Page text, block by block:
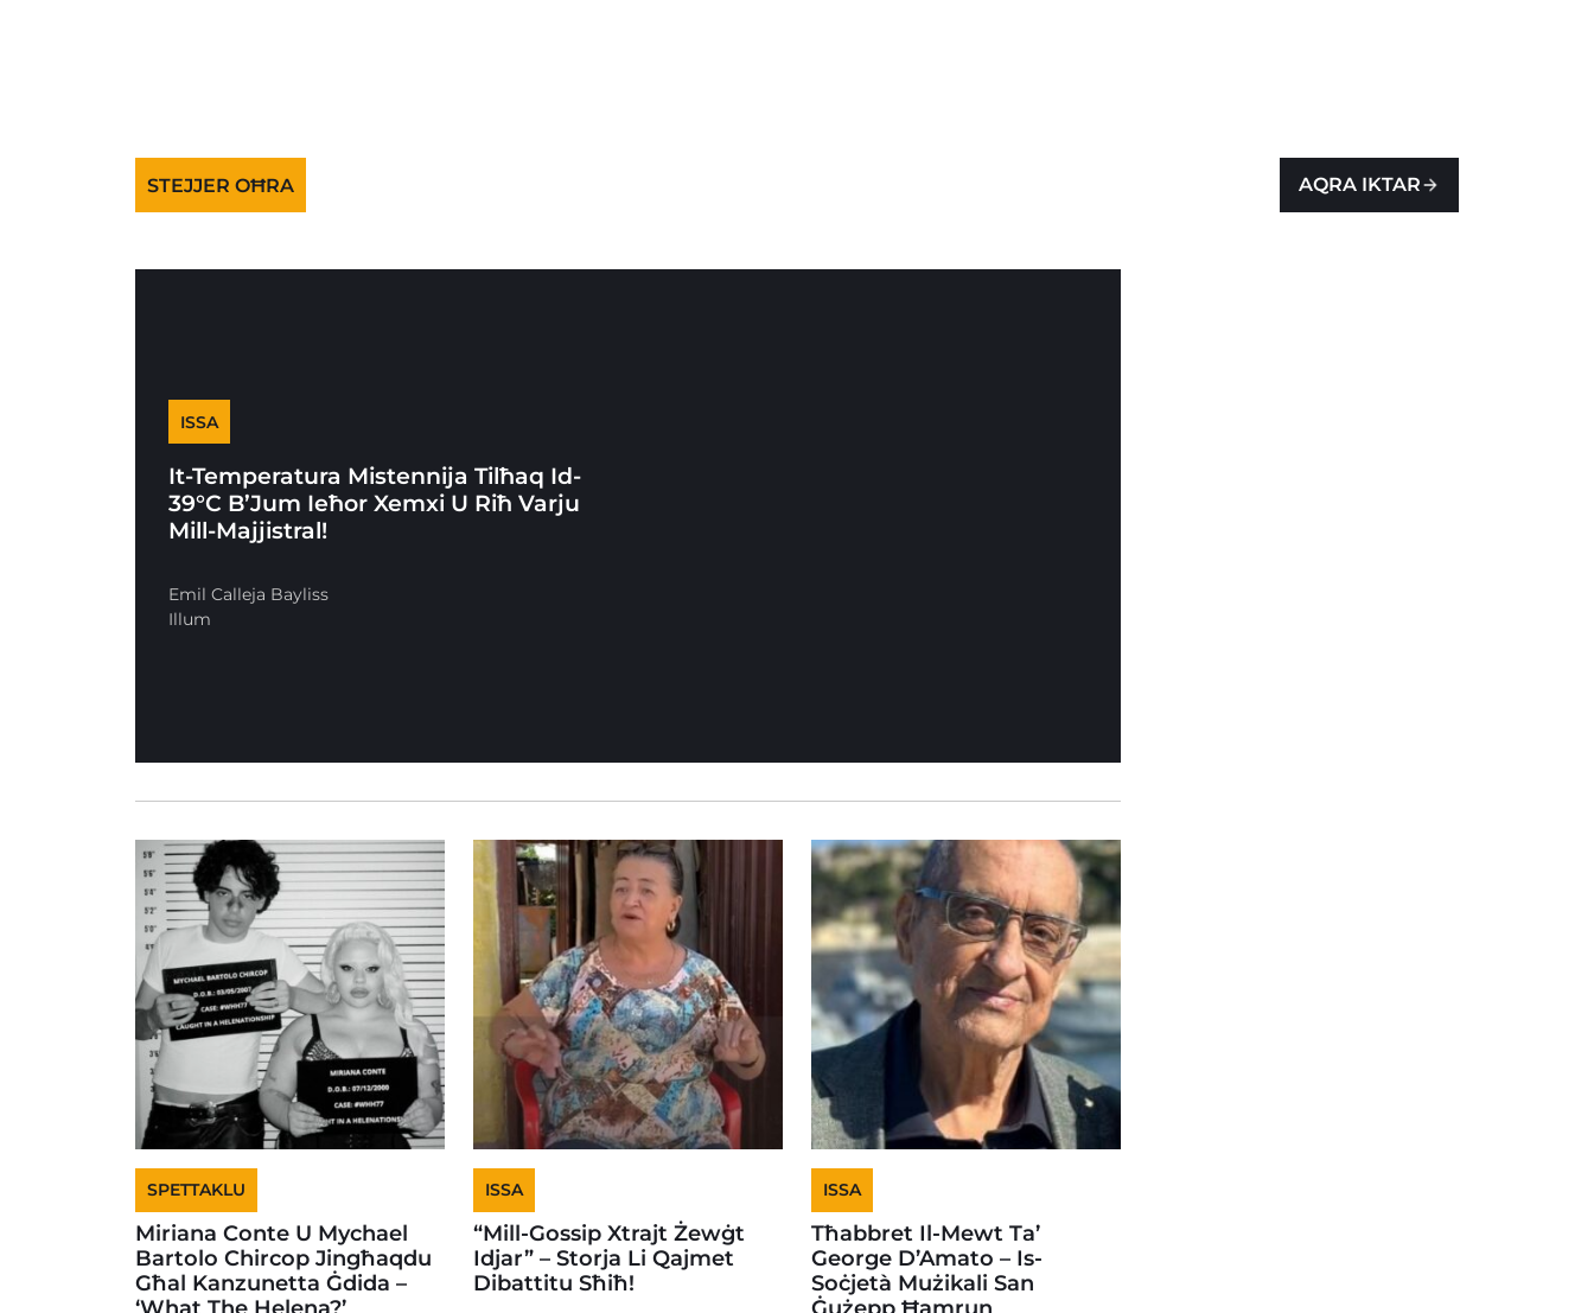
STEJJER OĦRA AQRA IKTAR
ISSA
It-Temperatura Mistennija Tilħaq Id-
39°C B’Jum Ieħor Xemxi U Riħ Varju
Mill-Majjistral!
Emil Calleja Bayliss
Illum
SPETTAKLU
Miriana Conte U Mychael
Bartolo Chircop Jingħaqdu
Għal Kanzunetta Ġdida –
ISSA
“Mill-Gossip Xtrajt Żewġt
Idjar” – Storja Li Qajmet
Dibattitu Sħiħ!
ISSA
Tħabbret Il-Mewt Ta’
George D’Amato – Is-
Soċjetà Mużikali San